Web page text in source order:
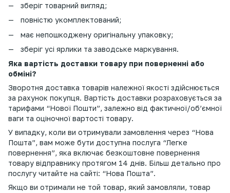
зберіг товарний вигляд;
повністю укомплектований;
має непошкоджену оригінальну упаковку;
зберіг усі ярлики та заводське маркування.
Яка вартість доставки товару при поверненні або
обміні?
Зворотня доставка товарів належної якості здійснюється
за рахунок покупця. Вартість доставки розраховується за
тарифами “Нової Пошти”, залежно від фактичної/об’ємної
ваги та оціночної вартості товару.
У випадку, коли ви отримували замовлення через “Нова
Пошта”, вам може бути доступна послуга “Легке
повернення”, яка включає безкоштовне повернення
товару відправнику протягом 14 днів. Більш детально про
послугу читайте на сайті: “Нова Пошта”.
Якщо ви отримали не той товар, який замовляли, товар